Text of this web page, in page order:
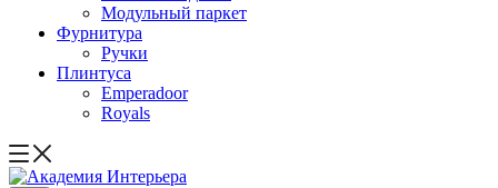
Модульный паркет
Фурнитура
Ручки
Плинтуса
Emperadoor
Royals